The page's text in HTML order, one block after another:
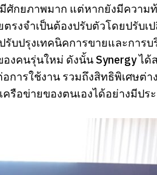
ศักยภาพมาก แต่หากยังมีควา
งจำเป็นต้องปรับตัวโดยปรับเ
รุงเทคนิคการขายและการบ
งคนรุ่นใหม่ ดังนั้น Synergy ไ
การใช้งาน รวมถึงสิทธิพิเศษต่า
ครือข่ายของตนเองได้อย่างมีป